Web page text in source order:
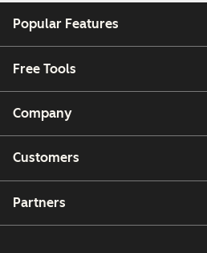
Popular Features
Free Tools
Company
Customers
Partners